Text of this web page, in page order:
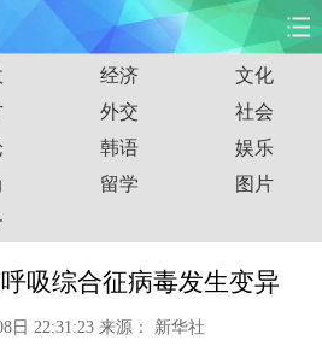
国际 财经
人事 教育
华人 汽车
房产
经济
文化
外交
社会
韩语
娱乐
留学
图片
吸综合征病毒发生变异
日 22:31:23 来源： 新华社